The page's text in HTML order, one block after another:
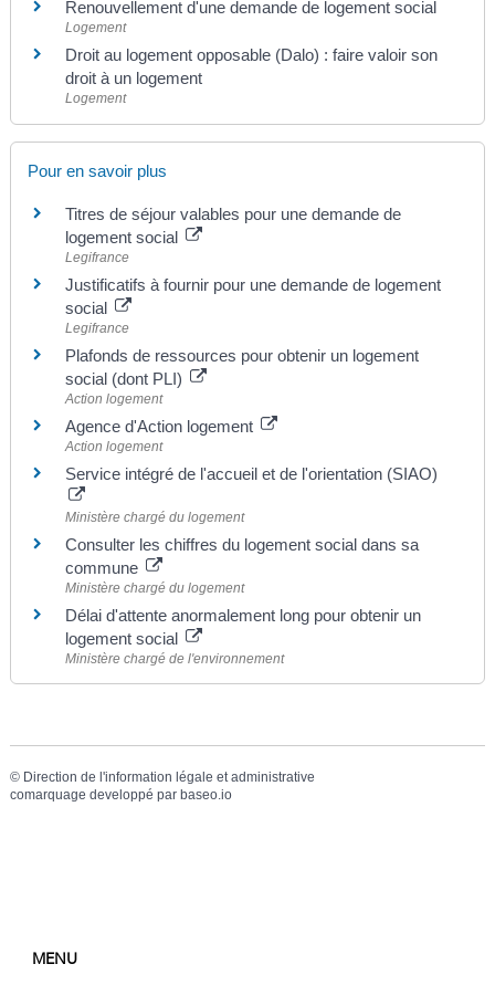
Renouvellement d'une demande de logement social
Logement
Droit au logement opposable (Dalo) : faire valoir son
droit à un logement
Logement
Pour en savoir plus
Titres de séjour valables pour une demande de
logement social
Legifrance
Justificatifs à fournir pour une demande de logement
social
Legifrance
Plafonds de ressources pour obtenir un logement
social (dont PLI)
Action logement
Agence d'Action logement
Action logement
Service intégré de l'accueil et de l'orientation (SIAO)
Ministère chargé du logement
Consulter les chiffres du logement social dans sa
commune
Ministère chargé du logement
Délai d'attente anormalement long pour obtenir un
logement social
Ministère chargé de l'environnement
© Direction de l'information légale et administrative
comarquage developpé par baseo.io
MENU